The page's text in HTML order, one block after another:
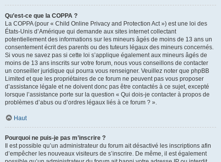
Qu’est-ce que la COPPA ?
La COPPA (pour « Child Online Privacy and Protection Act ») est une loi des
États-Unis d’Amérique qui demande aux sites internet collectant
potentiellement des informations sur les mineurs âgés de moins de 13 ans un
consentement écrit des parents ou des tuteurs légaux des mineurs concernés.
Si vous ne savez pas si cette loi s’applique également aux mineurs âgés de
moins de 13 ans inscrits sur votre forum, nous vous conseillons de contacter
un conseiller juridique qui pourra vous renseigner. Veuillez noter que phpBB
Limited et que les propriétaires de ce forum ne peuvent pas vous proposer
d’assistance légale et ne doivent donc pas être contactés à ce sujet, excepté
lorsque l’assistance porte sur la question « Qui dois-je contacter à propos de
problèmes d’abus ou d’ordres légaux liés à ce forum ? ».
Haut
Pourquoi ne puis-je pas m’inscrire ?
Il est possible qu’un administrateur du forum ait désactivé les inscriptions afin
d’empêcher les nouveaux visiteurs de s’inscrire. De même, il est également